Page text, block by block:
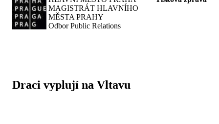
MAGISTRÁT HLAVNÍHO
MĚSTA PRAHY
Odbor Public Relations
Draci vyplují na Vltavu